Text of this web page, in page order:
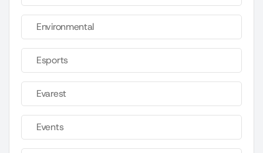
Environmental
Esports
Evarest
Events